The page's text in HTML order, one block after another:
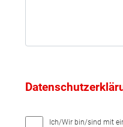
Ich/Wir bin/sind mit